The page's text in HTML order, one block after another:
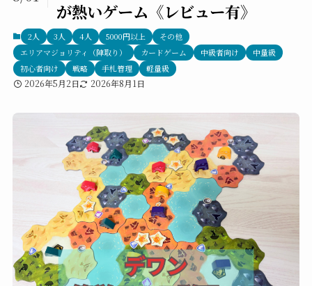
が熱いゲーム《レビュー有》
2人 3人 4人 5000円以上
その他
エリアマジョリティ（陣取り）
カードゲーム 中級者向け
中量級
初心者向け
戦略 手札管理 軽量級
2026年5月2日 2026年8月1日